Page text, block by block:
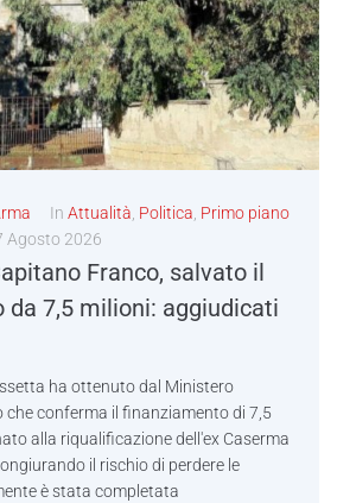
In Attualità, Politica, Primo piano
Agosto 2026
Franco, salvato il
da 7,5 milioni: aggiudicati
ha ottenuto dal Ministero
che conferma il finanziamento di 7,5
alla riqualificazione dell'ex Caserma
il rischio di perdere le
è stata completata